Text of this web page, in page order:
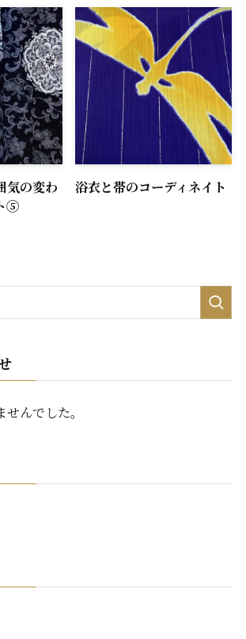
気の変わ
⑤
浴衣と帯のコーディネイト
んでした。